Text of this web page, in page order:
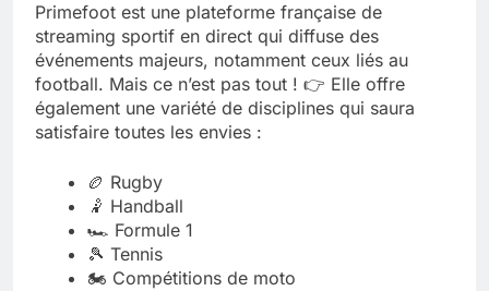
À partir de quel montant la CAF porte
plainte : comprendre les seuils à
connaître
5 Mois Ago
comment les traiter
5 Mois Ago
Primefoot est une plateforme française de
streaming sportif en direct qui diffuse des
événements majeurs, notamment ceux liés au
football. Mais ce n’est pas tout ! 👉 Elle offre
également une variété de disciplines qui saura
satisfaire toutes les envies :
🏉 Rugby
🤾 Handball
🏎️ Formule 1
🎾 Tennis
🏍️ Compétitions de moto